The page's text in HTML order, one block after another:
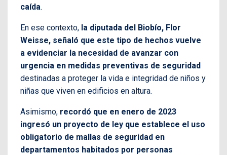
caída.
En ese contexto, la diputada del Biobío, Flor
Weisse, señaló que este tipo de hechos vuelve
a evidenciar la necesidad de avanzar con
urgencia en medidas preventivas de seguridad
destinadas a proteger la vida e integridad de niños y
niñas que viven en edificios en altura.
Asimismo, recordó que en enero de 2023
ingresó un proyecto de ley que establece el uso
obligatorio de mallas de seguridad en
departamentos habitados por personas